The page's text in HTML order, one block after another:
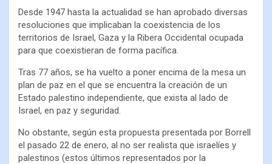
Desde 1947 hasta la actualidad se han aprobado diversas
resoluciones que implicaban la coexistencia de los
territorios de Israel, Gaza y la Ribera Occidental ocupada
para que coexistieran de forma pacífica.
Tras 77 años, se ha vuelto a poner encima de la mesa un
plan de paz en el que se encuentra la creación de un
Estado palestino independiente, que exista al lado de
Israel, en paz y seguridad.
No obstante, según esta propuesta presentada por Borrell
el pasado 22 de enero, al no ser realista que israelíes y
palestinos (estos últimos representados por la